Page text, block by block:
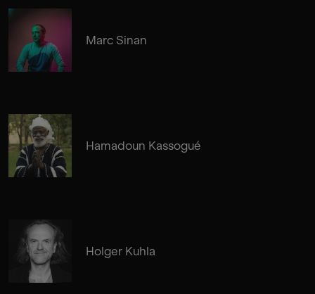
Marc Sinan
Hamadoun Kassogué
Holger Kuhla